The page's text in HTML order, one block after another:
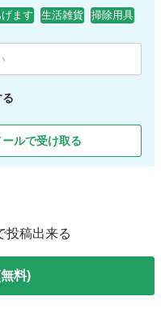
ます 生活雑貨 掃除用具
ルで受け取る
投稿出来る
料)